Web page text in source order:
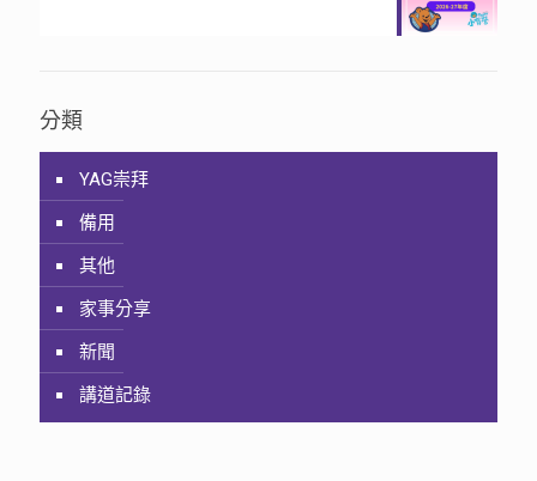
分類
YAG崇拜
備用
其他
家事分享
新聞
講道記錄